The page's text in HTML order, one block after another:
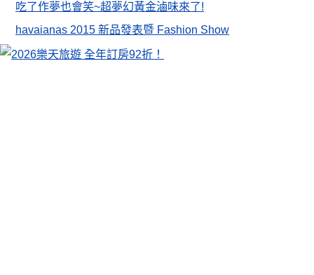
吃了作夢也會笑~超夢幻黃金滷味來了!
havaianas 2015 新品發表暨 Fashion Show